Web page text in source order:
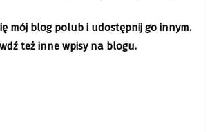
mój blog polub i udostępnij go innym.
też inne wpisy na blogu.